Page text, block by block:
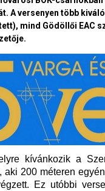
A versenyen több
mind Gödöllői EAC
kívánkozik a
aki 200 méteren
Ez utóbbi